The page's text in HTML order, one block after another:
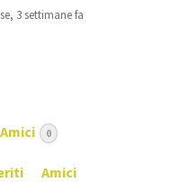
3 settimane fa
Amici 0
Amici